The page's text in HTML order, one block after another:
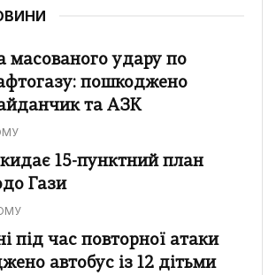
масованого удару по
пошкоджено
та АЗК
15-пунктний план
Гази
під час повторної атаки
автобус із 12 дітьми